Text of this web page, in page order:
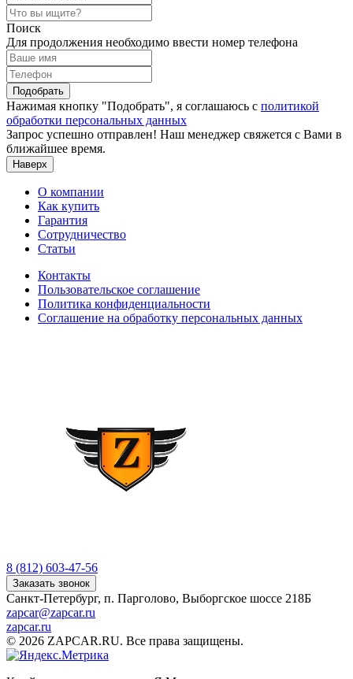
Поиск
Для продолжения необходимо ввести номер телефона
Подобрать
Нажимая кнопку "Подобрать", я соглашаюсь с политикой
обработки персональных данных
Запрос успешно отправлен! Наш менеджер свяжется с Вами в
ближайшее время.
Наверх
О компании
Как купить
Гарантия
Сотрудничество
Статьи
Контакты
Пользовательское соглашение
Политика конфиденциальности
Соглашение на обработку персональных данных
8 (812) 603-47-56
Заказать звонок
Санкт-Петербург, п. Парголово, Выборгское шоссе 218Б
zapcar@zapcar.ru
zapcar.ru
© 2026 ZAPCAR.RU. Все права защищены.